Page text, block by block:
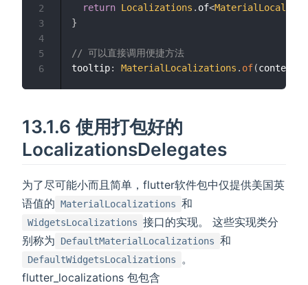
return Localizations . of<
}
// 可以直接调用便捷方法
tooltip: MaterialLocalizations . of(context
2
3
4
5
6
13.1.6 使用打包好的
LocalizationsDelegates
为了尽可能小而且简单，flutter软件包中仅提供美国英
语值的 MaterialLocalizations 和
WidgetsLocalizations 接口的实现。 这些实现类分
别称为
DefaultMaterialLocalizations 和
DefaultWidgetsLocalizations
。
flutter_localizations 包包含